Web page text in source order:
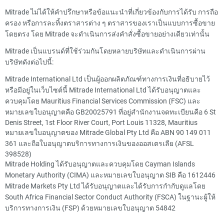
Mitrade ไม่ได้ให้คำปรึกษาหรือข้อแนะนำที่เกี่ยวข้องกับการได้รับ การถือ
ครอง หรือการละทิ้งตราสารต่าง ๆ ตราสารของเราเป็นแบบการซื้อขาย
โดยตรง โดย Mitrade จะดำเนินการส่งคำสั่งซื้อขายอย่างเดียวเท่านั้น
Mitrade เป็นแบรนด์ที่ใช้ร่วมกันโดยหลายบริษัทและดำเนินการผ่าน
บริษัทดังต่อไปนี้:
Mitrade International Ltd เป็นผู้ออกผลิตภัณฑ์ทางการเงินที่อธิบายไว้
หรือมีอยู่ในเว็บไซต์นี้ Mitrade International Ltd ได้รับอนุญาตและ
ควบคุมโดย Mauritius Financial Services Commission (FSC) และ
หมายเลขใบอนุญาตคือ GB20025791 ที่อยู่สำนักงานจดทะเบียนคือ 6 St
Denis Street, 1st Floor River Court, Port Louis 11328, Mauritius
หมายเลขใบอนุญาตของ Mitrade Global Pty Ltd คือ ABN 90 149 011
361 และถือใบอนุญาตบริการทางการเงินของออสเตรเลีย (AFSL
398528)
Mitrade Holding ได้รับอนุญาตและควบคุมโดย Cayman Islands
Monetary Authority (CIMA) และหมายเลขใบอนุญาต SIB คือ 1612446
Mitrade Markets Pty Ltd ได้รับอนุญาตและได้รับการกำกับดูแลโดย
South Africa Financial Sector Conduct Authority (FSCA) ในฐานะผู้ให้
บริการทางการเงิน (FSP) ด้วยหมายเลขใบอนุญาต 54842